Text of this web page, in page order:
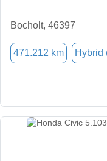
Bocholt, 46397
471.212 km Hybrid